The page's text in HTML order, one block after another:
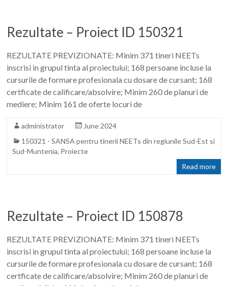
Rezultate – Proiect ID 150321
REZULTATE PREVIZIONATE: Minim 371 tineri NEETs
inscrisi in grupul tinta al proiectului; 168 persoane incluse la
cursurile de formare profesionala cu dosare de cursant; 168
certficate de calificare/absolvire; Minim 260 de planuri de
mediere; Minim 161 de oferte locuri de
administrator
June 2024
150321 - SANSA pentru tinerii NEETs din regiunile Sud-Est si
Sud-Muntenia, Proiecte
Read more
Rezultate – Proiect ID 150878
REZULTATE PREVIZIONATE: Minim 371 tineri NEETs
inscrisi in grupul tinta al proiectului; 168 persoane incluse la
cursurile de formare profesionala cu dosare de cursant; 168
certficate de calificare/absolvire; Minim 260 de planuri de